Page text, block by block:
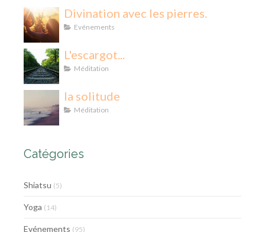
Divination avec les pierres.
Evénements
L'escargot...
Méditation
la solitude
Méditation
Catégories
Shiatsu (5)
Yoga (14)
Evénements (95)